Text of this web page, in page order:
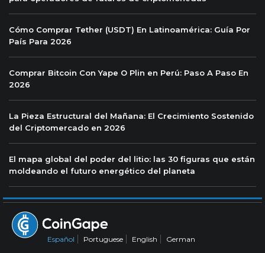
Cómo Comprar Tether (USDT) En Latinoamérica: Guía Por
País Para 2026
Comprar Bitcoin Con Yape O Plin en Perú: Paso A Paso En
2026
La Pieza Estructural del Mañana: El Crecimiento Sostenido
del Criptomercado en 2026
El mapa global del poder del litio: las 30 figuras que están
moldeando el futuro energético del planeta
Español Portuguese English German